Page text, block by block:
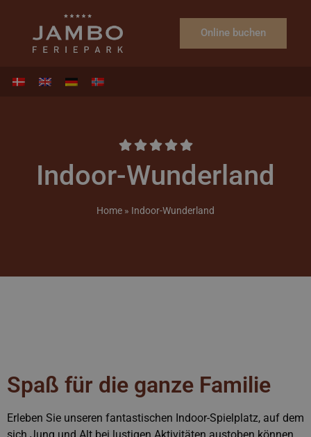
Online buchen
Indoor-Wunderland
Home » Indoor-Wunderland
Spaß für die ganze Familie
Erleben Sie unseren fantastischen Indoor-Spielplatz, auf dem